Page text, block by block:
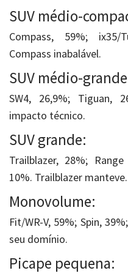
SUV médio-
Compass, 59%; ix35/
Compass inabalável.
SUV médio-
SW4, 26,9%; Tiguan,
impacto técnico.
SUV grande:
Trailblazer, 28%;
10%. Trailblazer manteve.
Monovolume:
Fit/WR-V, 59%; Spin,
seu domínio.
Picape pequena: